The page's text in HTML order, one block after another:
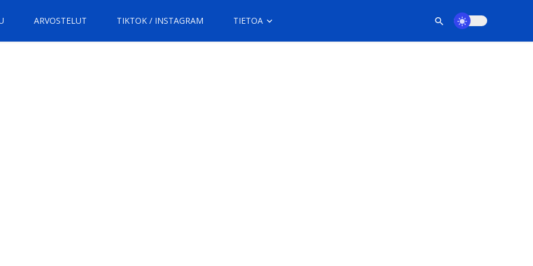
ARVOSTELUT TIKTOK / INSTAGRAM TIETOA